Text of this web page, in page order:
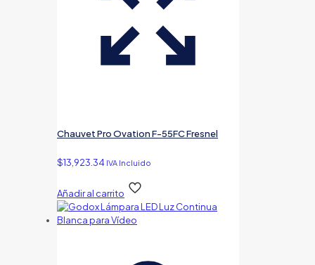
Chauvet Pro Ovation F-55FC Fresnel
$13,923.34 IVA Incluido
Añadir al carrito